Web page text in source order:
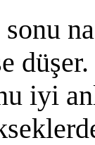
iyi